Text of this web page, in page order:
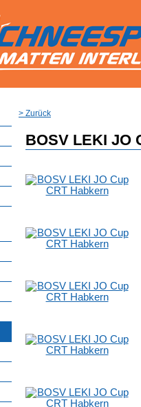
> Zurück
BOSV LEKI JO